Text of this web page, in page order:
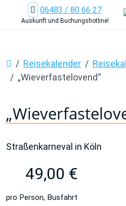
06483 / 80 66 27
Auskunft und Buchungshotline!
Reisekalender
„Wieverfastelovend“
Straßenkarneval in Köln
49,00 €
pro Person, Busfahrt